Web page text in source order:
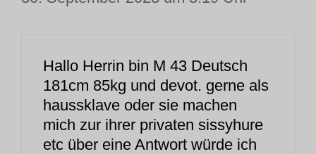
Hallo Herrin bin M 43 Deutsch
181cm 85kg und devot. gerne als
haussklave oder sie machen
mich zur ihrer privaten sissyhure
etc über eine Antwort würde ich